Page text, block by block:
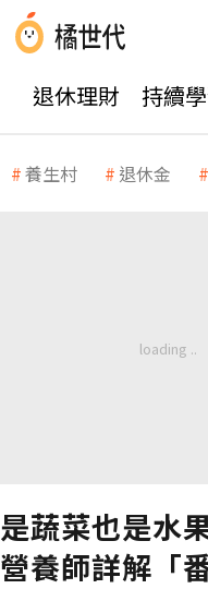
退休理財 持續
養生村 退休金
是蔬菜也是水
營養師詳解「